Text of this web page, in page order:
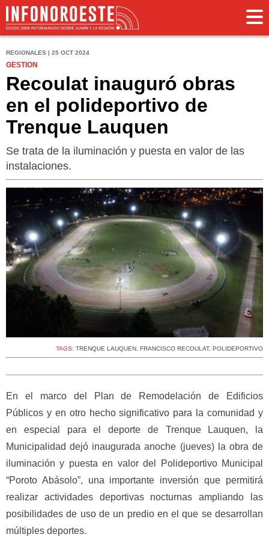
REGIONALES | 25 OCT 2024
GESTION
Recoulat inauguró obras
en el polideportivo de
Trenque Lauquen
Se trata de la iluminación y puesta en valor de las
instalaciones.
TAGS: TRENQUE LAUQUEN, FRANCISCO RECOULAT, POLIDEPORTIVO
En el marco del Plan de Remodelación de Edificios
Públicos y en otro hecho significativo para la comunidad y
en especial para el deporte de Trenque Lauquen, la
Municipalidad dejó inaugurada anoche (jueves) la obra de
iluminación y puesta en valor del Polideportivo Municipal
“Poroto Abásolo”, una importante inversión que permitirá
realizar actividades deportivas nocturnas ampliando las
posibilidades de uso de un predio en el que se desarrollan
múltiples deportes.